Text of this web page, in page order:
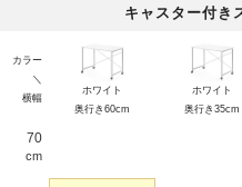
キャスター付き
カラー
＼
横幅
ホワイト
奥行き60cm
ホワイト
奥行き35cm
70
cm